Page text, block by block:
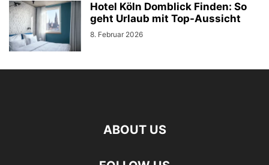
Hotel Köln Domblick Finden: So
geht Urlaub mit Top-Aussicht
8. Februar 2026
ABOUT US